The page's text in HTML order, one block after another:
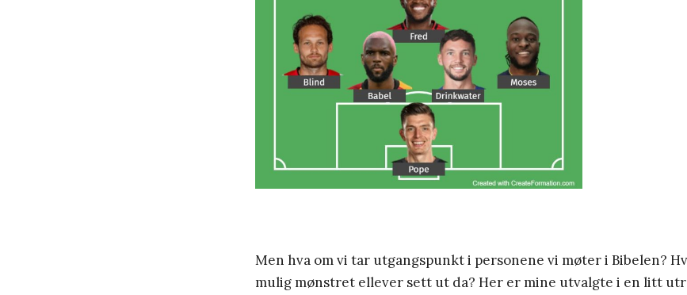
Men hva om vi tar utgangspunkt i personene vi møter i Bibelen?
mulig mønstret ellever sett ut da? Her er mine utvalgte i en litt